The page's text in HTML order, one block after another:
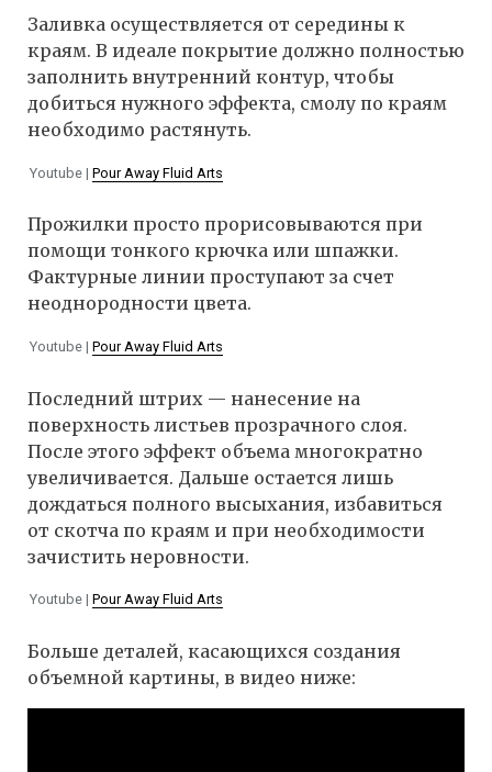
Заливка осуществляется от середины к
краям. В идеале покрытие должно полностью
заполнить внутренний контур, чтобы
добиться нужного эффекта, смолу по краям
необходимо растянуть.
Youtube | Pour Away Fluid Arts
Прожилки просто прорисовываются при
помощи тонкого крючка или шпажки.
Фактурные линии проступают за счет
неоднородности цвета.
Youtube | Pour Away Fluid Arts
Последний штрих — нанесение на
поверхность листьев прозрачного слоя.
После этого эффект объема многократно
увеличивается. Дальше остается лишь
дождаться полного высыхания, избавиться
от скотча по краям и при необходимости
зачистить неровности.
Youtube | Pour Away Fluid Arts
Больше деталей, касающихся создания
объемной картины, в видео ниже: